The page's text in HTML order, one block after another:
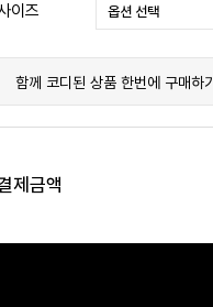
이즈
함께 코디된 상품 한번에 구매하기
제금액